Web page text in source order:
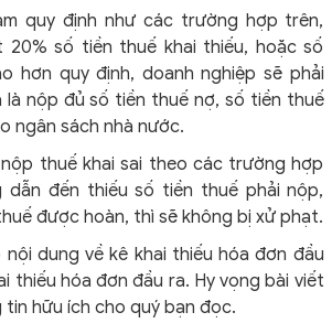
quy định như các trường hợp trên,
20% số tiền thuế khai thiếu, hoặc số
hơn quy định, doanh nghiệp sẽ phải
là nộp đủ số tiền thuế nợ, số tiền thuế
ngân sách nhà nước.
thuế khai sai theo các trường hợp
dẫn đến thiếu số tiền thuế phải nộp,
được hoàn, thì sẽ không bị xử phạt.
nội dung về kê khai thiếu hóa đơn đầu
thiếu hóa đơn đầu ra. Hy vọng bài viết
hữu ích cho quý bạn đọc.